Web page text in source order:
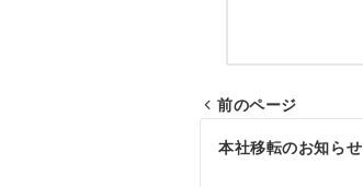
前のページ
本社移転のお知らせ